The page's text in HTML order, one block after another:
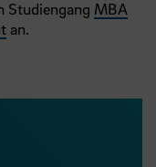
Studiengang MBA
an.